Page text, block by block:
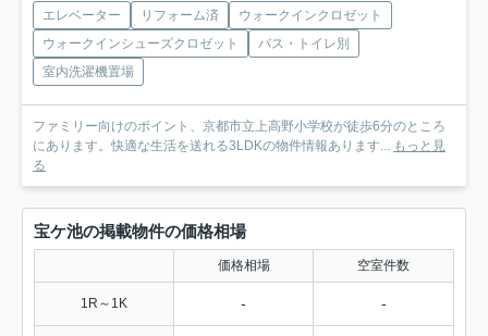
エレベーター リフォーム済
ウォークインクロゼット
ウォークインシューズクロゼット
バス・トイレ別
室内洗濯機置場
ファミリー向けのポイント、京都市立上高野小学校が徒歩6分のところ
にあります。快適な生活を送れる3LDKの物件情報あります...
もっと見
る
宝ケ池の掲載物件の価格相場
価格相場 空室件数
1R～1K - -